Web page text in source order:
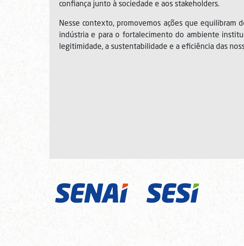
confiança junto à sociedade e aos stakeholders.
Nesse contexto, promovemos ações que equilibram
indústria e para o fortalecimento do ambiente
legitimidade, a sustentabilidade e a eficiência das